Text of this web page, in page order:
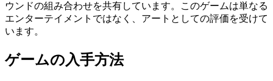
ウンドの組み合わせを共有しています。このゲームは単なる
エンターテイメントではなく、アートとしての評価を受けて
います。
ゲームの入手方法